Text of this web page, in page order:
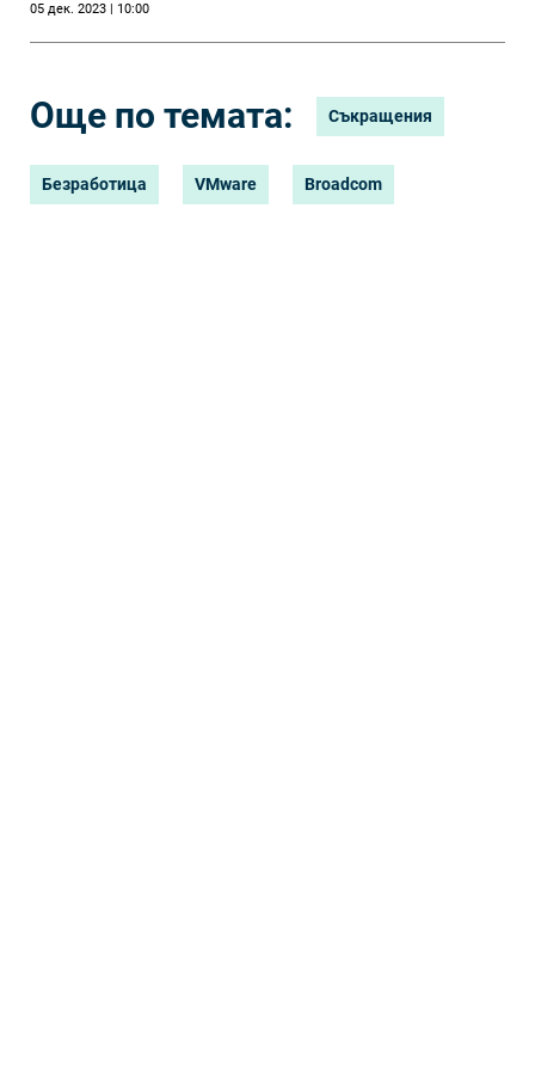
стойност 69 млрд.
долара
05 дек. 2023 | 10:00
Още по темата: Съкращения
Безработица VMware Broadcom